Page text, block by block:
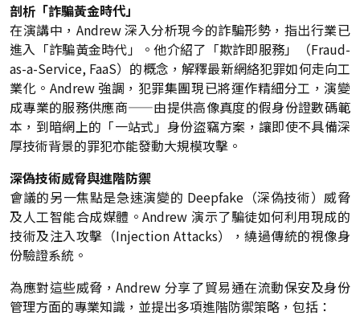
剖析「詐騙黃金時代」
在演講中，Andrew 深入分析現今的詐騙形勢，指出行業已
進入「詐騙黃金時代」。他介紹了「欺詐即服務」（Fraud-
as-a-Service, FaaS）的概念，解釋最新網絡犯罪如何走向工
業化。Andrew 強調，犯罪集團現已將運作精細分工，演變
成專業的服務供應商——由提供高像真度的假身份證數碼範
本，到暗網上的「一站式」身份盜竊方案，讓即使不具備深
厚技術背景的罪犯亦能發動大規模攻擊。
深偽技術威脅與進階防禦
會議的另一焦點是急速演變的 Deepfake（深偽技術）威脅
及人工智能合成媒體。Andrew 演示了騙徒如何利用現成的
技術及注入攻擊（Injection Attacks），繞過傳統的視像身
份驗證系統。
為應對這些威脅，Andrew 分享了貿易通在流動保安及身份
管理方面的專業知識，並提出多項進階防禦策略，包括：